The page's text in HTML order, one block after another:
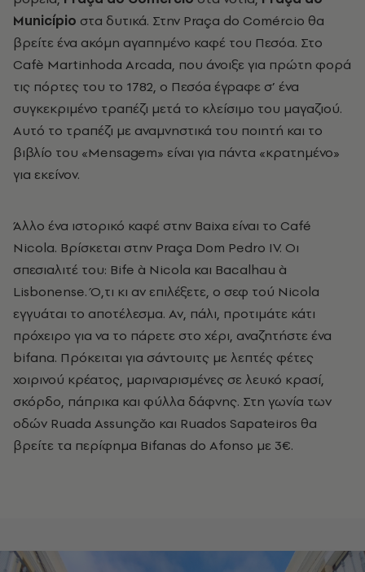
Município στα δυτικά. Στην Praça do Comércio θα
βρείτε ένα ακόμη αγαπημένο καφέ του Πεσόα. Στο
Cafè Martinhoda Arcada, που άνοιξε για πρώτη φορά
τις πόρτες του το 1782, ο Πεσόα έγραφε σ’ ένα
συγκεκριμένο τραπέζι μετά το κλείσιμο του μαγαζιού.
Αυτό το τραπέζι με αναμνηστικά του ποιητή και το
βιβλίο του «Mensagem» είναι για πάντα «κρατημένο»
για εκείνον.
Άλλο ένα ιστορικό καφέ στην Baixa είναι το Café
Nicola. Βρίσκεται στην Praça Dom Pedro IV. Οι
σπεσιαλιτέ του: Bife à Nicola και Bacalhau à
Lisbonense. Ό,τι κι αν επιλέξετε, ο σεφ τού Nicola
εγγυάται το αποτέλεσμα. Αν, πάλι, προτιμάτε κάτι
πρόχειρο για να το πάρετε στο χέρι, αναζητήστε ένα
bifana. Πρόκειται για σάντουιτς με λεπτές φέτες
χοιρινού κρέατος, μαριναρισμένες σε λευκό κρασί,
σκόρδο, πάπρικα και φύλλα δάφνης. Στη γωνία των
οδών Ruada Assunçăo και Ruados Sapateiros θα
βρείτε τα περίφημα Bifanas do Afonso με 3€.